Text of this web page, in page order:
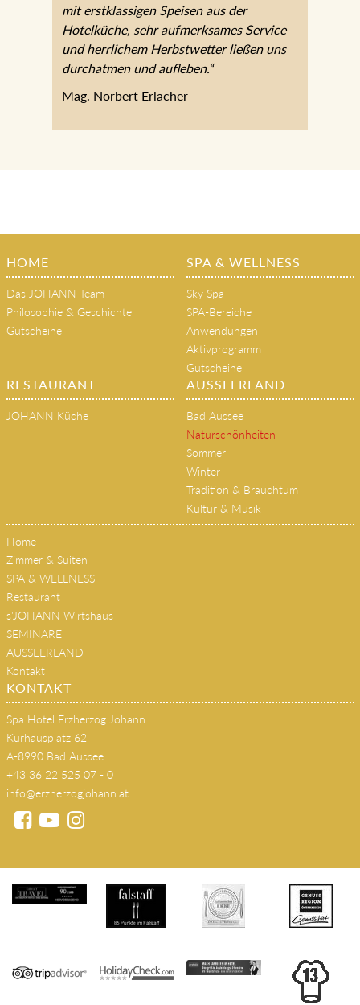
mit erstklassigen Speisen aus der
Hotelküche, sehr aufmerksames Service
und herrlichem Herbstwetter ließen uns
durchatmen und aufleben.“
Mag. Norbert Erlacher
HOME
Das JOHANN Team
Philosophie & Geschichte
Gutscheine
SPA & WELLNESS
Sky Spa
SPA-Bereiche
Anwendungen
Aktivprogramm
Gutscheine
RESTAURANT
JOHANN Küche
AUSSEERLAND
Bad Aussee
Naturschönheiten
Sommer
Winter
Tradition & Brauchtum
Kultur & Musik
Home
Zimmer & Suiten
SPA & WELLNESS
Restaurant
s'JOHANN Wirtshaus
SEMINARE
AUSSEERLAND
Kontakt
KONTAKT
Spa Hotel Erzherzog Johann
Kurhausplatz 62
A-8990 Bad Aussee
+43 36 22 525 07 - 0
info@erzherzogjohann.at